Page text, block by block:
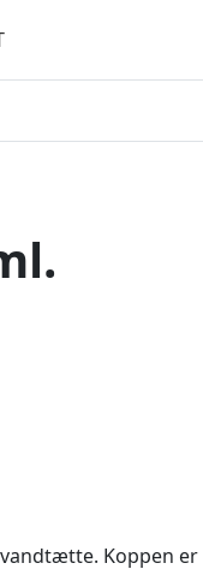
Koppen